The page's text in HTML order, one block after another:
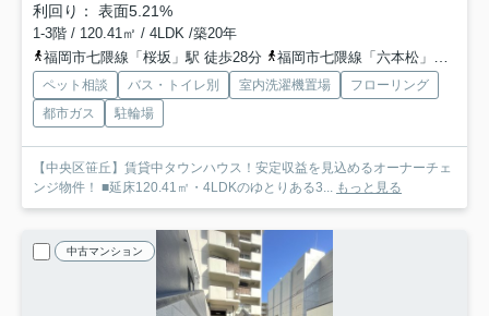
利回り： 表面5.21%
1-3階 / 120.41㎡ / 4LDK /築20年
福岡市七隈線「桜坂」駅 徒歩28分
福岡市七隈線「六本松」駅 徒歩22分
ペット相談 バス・トイレ別 室内洗濯機置場
フローリング
都市ガス
駐輪場
【中央区笹丘】賃貸中タウンハウス！安定収益を見込めるオーナーチェ
ンジ物件！ ■延床120.41㎡・4LDKのゆとりある3... もっと見る
中古マンション